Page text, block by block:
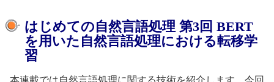
はじめての自然言語処理 第3回 BERT
を用いた自然言語処理における転移学
習
本連載では自然言語処理に関する技術を紹介します。今回